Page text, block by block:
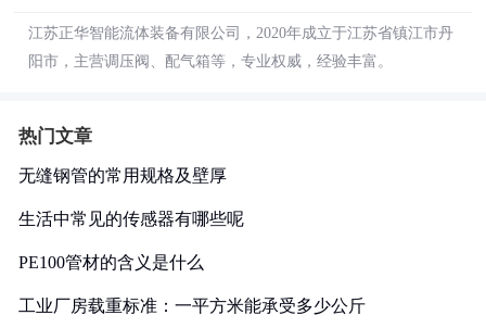
江苏正华智能流体装备有限公司，2020年成立于江苏省镇江市丹
阳市，主营调压阀、配气箱等，专业权威，经验丰富。
热门文章
无缝钢管的常用规格及壁厚
生活中常见的传感器有哪些呢
PE100管材的含义是什么
工业厂房载重标准：一平方米能承受多少公斤